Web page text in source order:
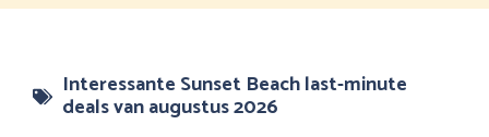
Interessante Sunset Beach last-minute
deals van augustus 2026